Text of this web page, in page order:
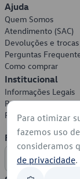
Ajuda
Quem Somos
Atendimento (SAC)
Devoluções e trocas
Perguntas
Como comprar
Institucional
Informações Legais
Política de
Política de Cookies
Formas de
Para otimizar
fazemos uso
consideramos
de privacidade.